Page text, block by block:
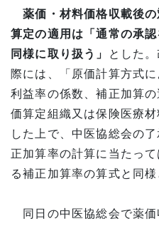
薬価・材料価格収載後の
算定の適用は「通常の承
同様に取り扱う」
とした
際には、「原価計算方式
利益率の係数、補正加算
価算定組織又は保険医療
した上で、中医協総会の
正加算率の計算に当たっ
る補正加算率の算式と同様
同日の中医協総会で薬価